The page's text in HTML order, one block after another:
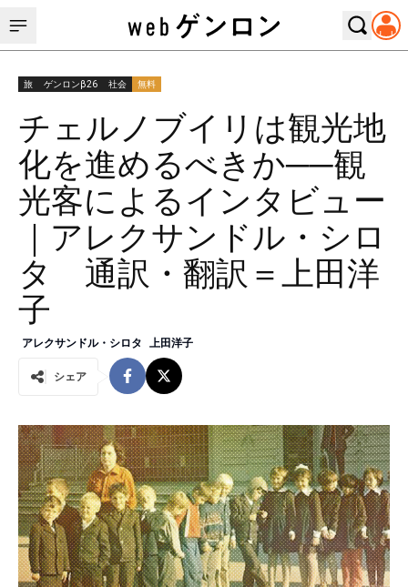
旅 ゲンロンβ26 社会 無料
チェルノブイリは観光地
化を進めるべきか──観
光客によるインタビュー
｜アレクサンドル・シロ
タ 通訳・翻訳＝上田洋
子
アレクサンドル・シロタ 上田洋子
シェア